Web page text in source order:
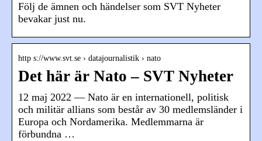
Följ de ämnen och händelser som SVT Nyheter
bevakar just nu.
http s://www.svt.se › datajournalistik › nato
Det här är Nato – SVT Nyheter
12 maj 2022 — Nato är en internationell, politisk
och militär allians som består av 30 medlemsländer i
Europa och Nordamerika. Medlemmarna är
förbundna …